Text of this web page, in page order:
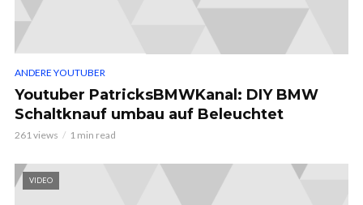
ANDERE YOUTUBER
Youtuber PatricksBMWKanal: DIY BMW
Schaltknauf umbau auf Beleuchtet
261 views 1 min read
VIDEO